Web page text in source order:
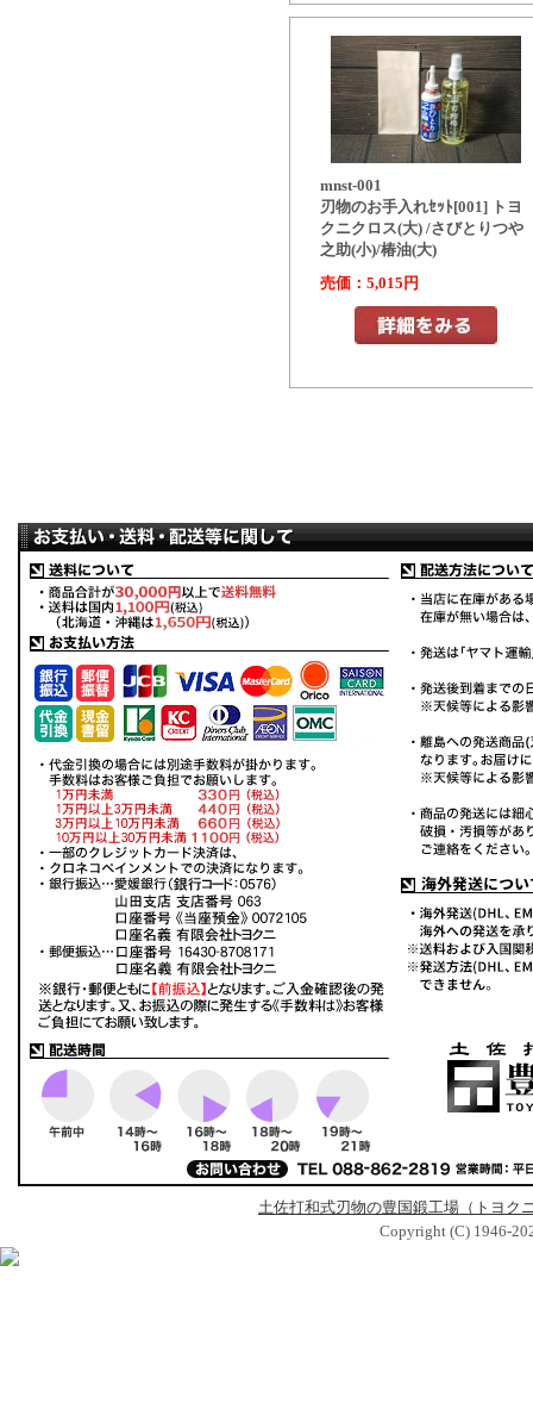
mnst-001
刃物のお手入れｾｯﾄ[001] トヨ
クニクロス(大) /さびとりつや
之助(小)/椿油(大)
売価：5,015円
土佐打和式刃物の豊国鍛工場（トヨク
Copyright (C) 1946-